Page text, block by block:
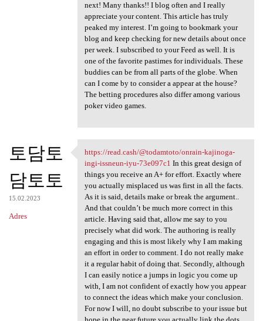
next! Many thanks!! I blog often and I really
appreciate your content. This article has truly
peaked my interest. I’m going to bookmark your
blog and keep checking for new details about once
per week. I subscribed to your Feed as well. It is
one of the favorite pastimes for individuals. These
buddies can be from all parts of the globe. When
can I come by to consider a appear at the house?
The betting procedures also differ among various
poker video games.
토담토
담토토
15.02.2023
Adres
https://read.cash/@todamtoto
https://read.cash/@todamtoto/onrain-kajinoga-
ingi-issneun-iyu-73e097c1 In this great design of
things you receive an A+ for effort. Exactly where
you actually misplaced us was first in all the facts.
As it is said, details make or break the argument..
And that couldn’t be much more correct in this
article. Having said that, allow me say to you
precisely what did work. The authoring is really
engaging and this is most likely why I am making
an effort in order to comment. I do not really make
it a regular habit of doing that. Secondly, although
I can easily notice a jumps in logic you come up
with, I am not confident of exactly how you appear
to connect the ideas which make your conclusion.
For now I will, no doubt subscribe to your issue but